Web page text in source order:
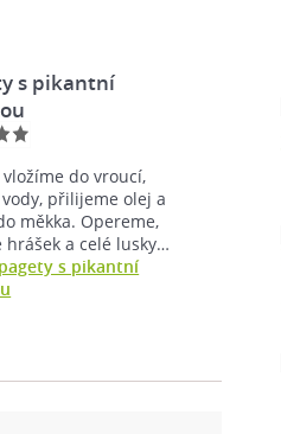
s pikantní
vložíme do vroucí,
přilijeme olej a
měkka. Opereme,
hrášek a celé lusky…
s pikantní